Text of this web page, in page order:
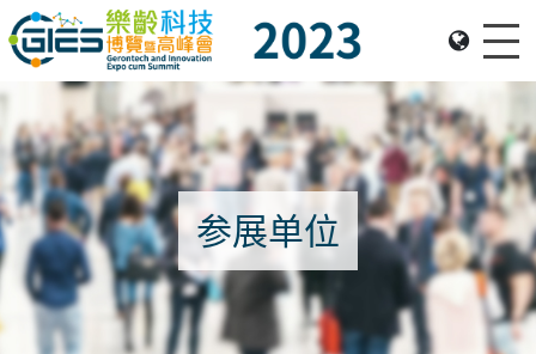
Date: Expo: 23-26 Nov 2023, Venue: Hall 1A-C, HKCEC
参展单位